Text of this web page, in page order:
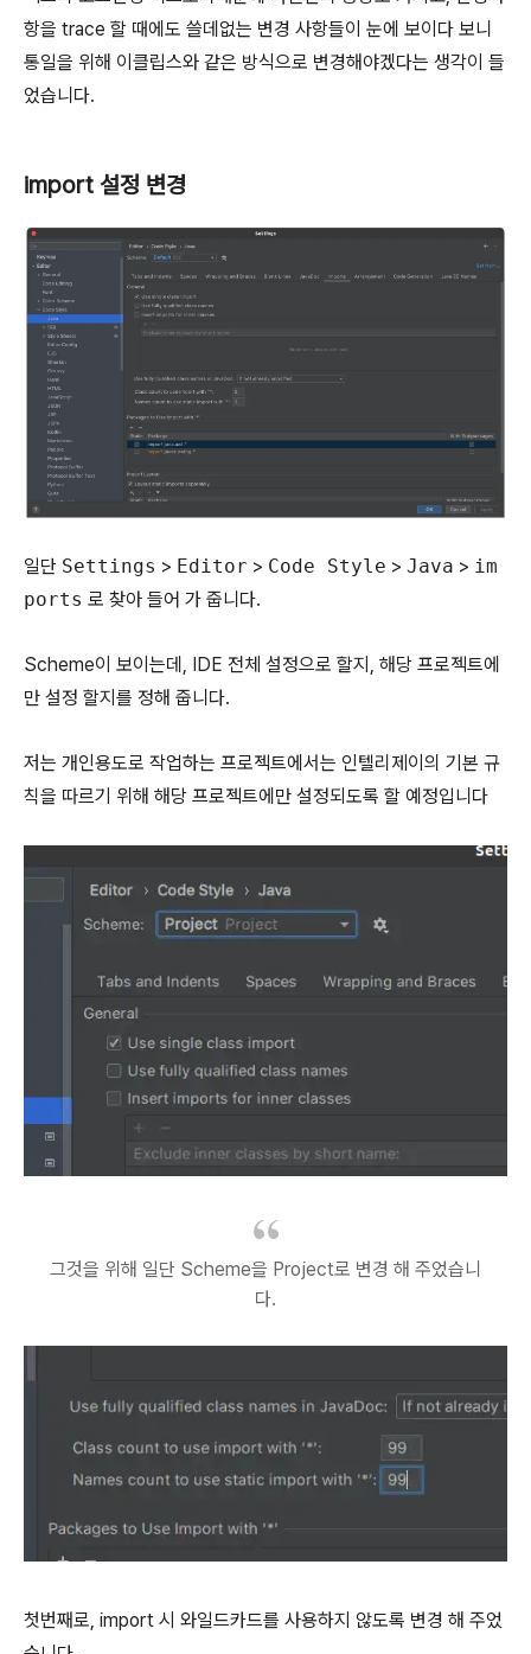
항을 trace 할 때에도 쓸데없는 변경 사항들이 눈에 보이다 보니
통일을 위해 이클립스와 같은 방식으로 변경해야겠다는 생각이 들
었습니다.
import 설정 변경
일단 Settings > Editor > Code Style > Java > im
ports 로 찾아 들어 가 줍니다.
Scheme이 보이는데, IDE 전체 설정으로 할지, 해당 프로젝트에
만 설정 할지를 정해 줍니다.
저는 개인용도로 작업하는 프로젝트에서는 인텔리제이의 기본 규
칙을 따르기 위해 해당 프로젝트에만 설정되도록 할 예정입니다
그것을 위해 일단 Scheme을 Project로 변경 해 주었습니
다.
첫번째로, import 시 와일드카드를 사용하지 않도록 변경 해 주었